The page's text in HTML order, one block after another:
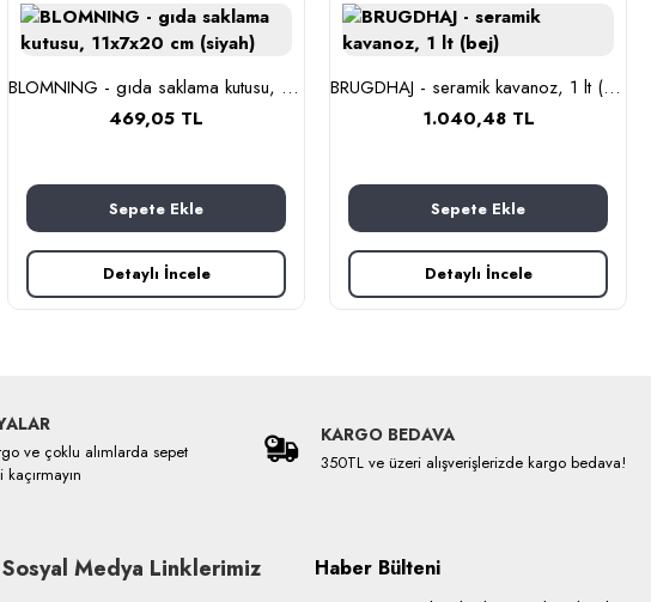
BLOMNING - gıda saklama kutusu, 11x7x20 cm (siyah)
469,05 TL
Sepete Ekle
Detaylı İncele
BRUGDHAJ - seramik kavanoz, 1 lt (bej)
1.040,48 TL
Sepete Ekle
Detaylı İncele
ve çoklu alımlarda sepet
KARGO BEDAVA
350TL ve üzeri alışverişlerizde kargo bedava!
Sosyal Medya Linklerimiz Haber Bülteni